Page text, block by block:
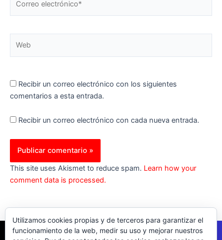
electrónico*
Recibir un correo electrónico con los siguientes
comentarios a esta entrada.
Recibir un correo electrónico con cada nueva entrada.
This site uses Akismet to reduce spam. Learn how your
comment data is processed.
Utilizamos cookies propias y de terceros para garantizar el
funcionamiento de la web, medir su uso y mejorar nuestros